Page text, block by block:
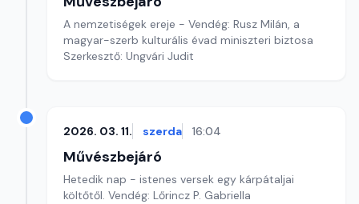
A nemzetiségek ereje - Vendég: Rusz Milán, a
magyar-szerb kulturális évad miniszteri biztosa
Szerkesztő: Ungvári Judit
2026. 03. 11. szerda 16:04
Művészbejáró
Hetedik nap - istenes versek egy kárpátaljai
költőtől. Vendég: Lőrincz P. Gabriella